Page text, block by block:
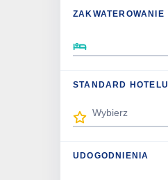
ZAKWATEROWANIE
STANDARD HOTELU
UDOGODNIENIA